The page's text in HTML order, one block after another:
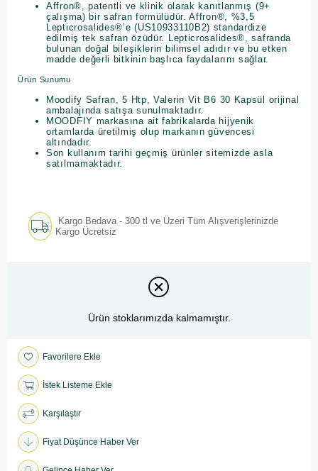
Affron®, patentli ve klinik olarak kanıtlanmış (9+
çalışma) bir safran formülüdür. Affron®, %3,5
Lepticrosalides®’e (US10933110B2) standardize
edilmiş tek safran özüdür. Lepticrosalides®, safranda
bulunan doğal bileşiklerin bilimsel adıdır ve bu etken
madde değerli bitkinin başlıca faydalarını sağlar.
Ürün Sunumu
Moodify Safran, 5 Htp, Valerin Vit B6 30 Kapsül orijinal
ambalajında satışa sunulmaktadır.
MOODFIY markasına ait fabrikalarda hijyenik
ortamlarda üretilmiş olup markanın güvencesi
altındadır.
Son kullanım tarihi geçmiş ürünler sitemizde asla
satılmamaktadır.
Kargo Bedava - 300 tl ve Üzeri Tüm Alışverişlerinizde
Kargo Ücretsiz
Ürün stoklarımızda kalmamıştır.
Favorilere Ekle
İstek Listeme Ekle
Karşılaştır
Fiyat Düşünce Haber Ver